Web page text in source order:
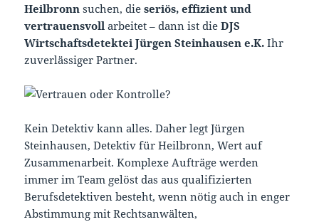
Heilbronn suchen, dieseriös, effizient und
vertrauensvoll arbeitet – dann ist dieDJS
Wirtschaftsdetektei Jürgen Steinhausen e.K. Ihr
zuverlässiger Partner.
Kein Detektiv kann alles. Daher legt Jürgen
Steinhausen, Detektiv für Heilbronn, Wert auf
Zusammenarbeit. Komplexe Aufträge werden
immer im Team gelöst das aus qualifizierten
Berufsdetektiven besteht, wenn nötig auch in enger
Abstimmung mit Rechtsanwälten,